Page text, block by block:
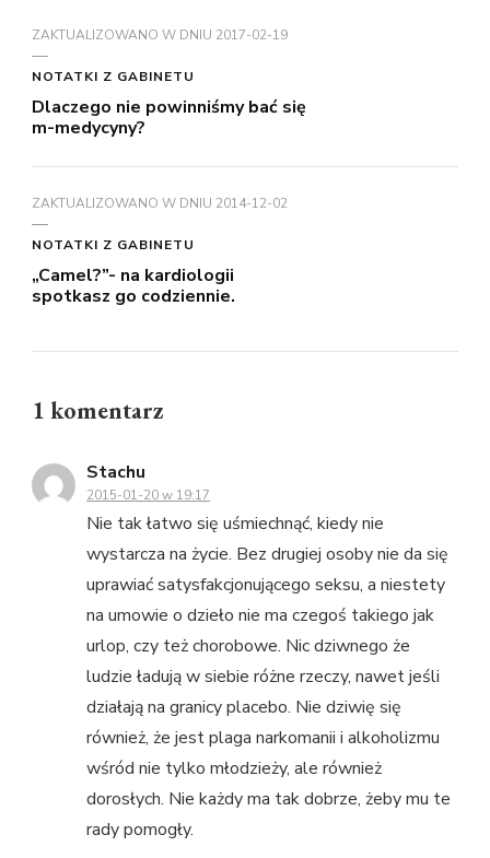
ZAKTUALIZOWANO W DNIU 2017-02-19
NOTATKI Z GABINETU
Dlaczego nie powinniśmy bać się
m-medycyny?
ZAKTUALIZOWANO W DNIU 2014-12-02
NOTATKI Z GABINETU
„Camel?”- na kardiologii
spotkasz go codziennie.
1 komentarz
Stachu
2015-01-20 w 19:17
Nie tak łatwo się uśmiechnąć, kiedy nie
wystarcza na życie. Bez drugiej osoby nie da się
uprawiać satysfakcjonującego seksu, a niestety
na umowie o dzieło nie ma czegoś takiego jak
urlop, czy też chorobowe. Nic dziwnego że
ludzie ładują w siebie różne rzeczy, nawet jeśli
działają na granicy placebo. Nie dziwię się
również, że jest plaga narkomanii i alkoholizmu
wśród nie tylko młodzieży, ale również
dorosłych. Nie każdy ma tak dobrze, żeby mu te
rady pomogły.